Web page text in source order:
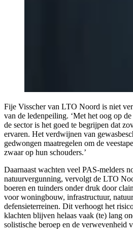
Fije Visscher van LTO Noord is niet
van de ledenpeiling. ‘Met het oog op
de sector is het goed te begrijpen dat
ervaren. Het verdwijnen van
gedwongen maatregelen om de
zwaar op hun schouders.’
Daarnaast wachten veel PAS-melders
natuurvergunning, vervolgt de LTO
boeren en tuinders onder druk door
voor woningbouw, infrastructuur,
defensieterreinen. Dit verhoogt het
klachten blijven helaas vaak (te) lang
solistische beroep en de verwevenheid